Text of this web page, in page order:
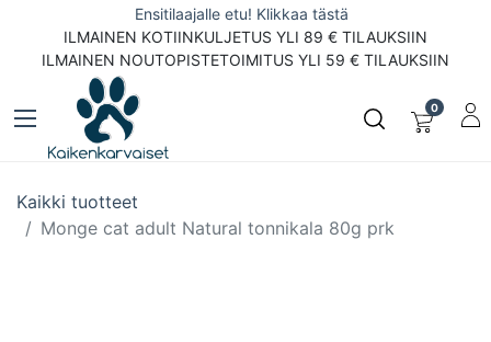
Ensitilaajalle etu! Klikkaa tästä
ILMAINEN KOTIINKULJETUS YLI 89 € TILAUKSIIN
ILMAINEN NOUTOPISTETOIMITUS YLI 59 € TILAUKSIIN
0
Kaikki tuotteet
Monge cat adult Natural tonnikala 80g prk